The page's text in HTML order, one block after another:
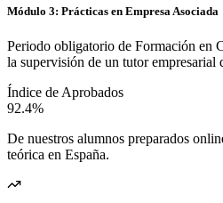
Módulo 3: Prácticas en Empresa Asociada
Periodo obligatorio de Formación en
la supervisión de un tutor empresarial
Índice de Aprobados
92.4%
De nuestros alumnos preparados
teórica en España.